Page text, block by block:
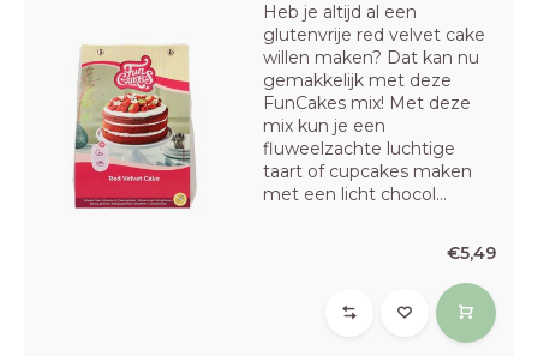
Heb je altijd al een
glutenvrije red velvet cake
willen maken? Dat kan nu
gemakkelijk met deze
FunCakes mix! Met deze
mix kun je een
fluweelzachte luchtige
taart of cupcakes maken
met een licht chocol...
€5,49